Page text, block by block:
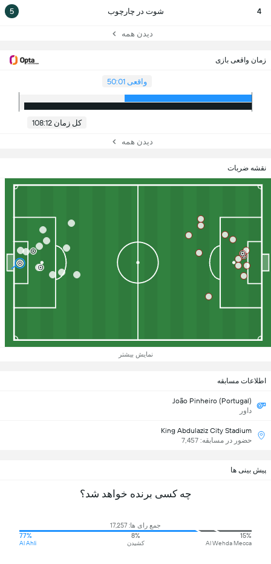
4 شوت در چارچوب 5
دیدن همه
زمان واقعی بازی
واقعی 50:01
کل زمان 108:12
دیدن همه
نقشه ضربات
نمایش بیشتر
اطلاعات مسابقه
João Pinheiro (Portugal)
داور
King Abdulaziz City Stadium
حضور در مسابقه: 7,457
پیش بینی ها
چه کسی برنده خواهد شد؟
جمع رای ها: 17,257
15%
Al Wehda Mecca
8%
کشیدن
77%
Al Ahli